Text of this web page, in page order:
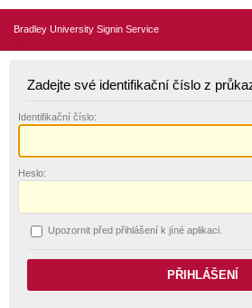
Bradley University Signin Service
Zadejte své identifikační číslo z
Identifikační číslo:
Heslo:
Upozornit před přihlášení k jíné aplikaci.